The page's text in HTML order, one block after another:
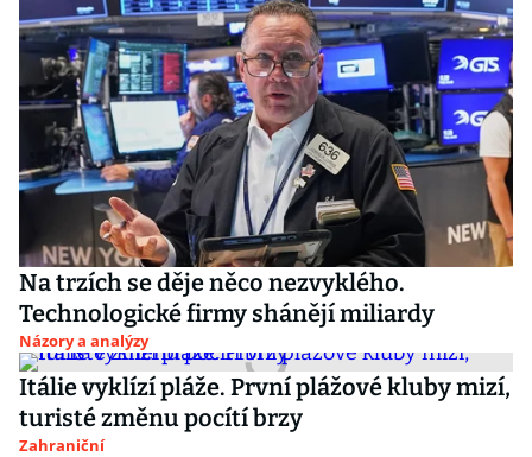
Na trzích se děje něco nezvyklého.
Technologické firmy shánějí miliardy
Názory a analýzy
Itálie vyklízí pláže. První plážové kluby mizí,
turisté změnu pocítí brzy
Zahraniční